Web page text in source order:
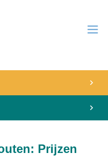
Prijzen